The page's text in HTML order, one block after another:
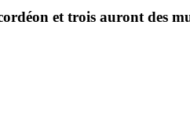
et trois auront des